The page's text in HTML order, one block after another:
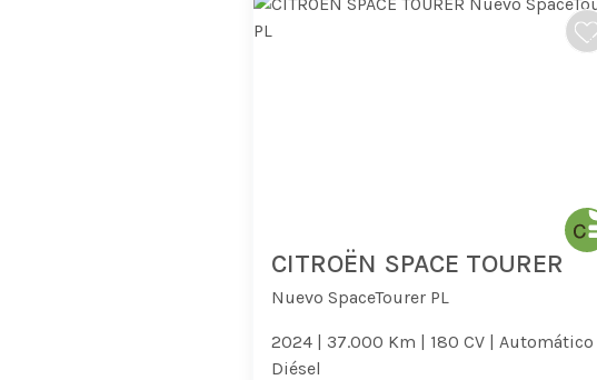
CITROËN SPACE TOURER
Nuevo SpaceTourer PL
2024 | 37.000 Km | 180 CV | Automático
Diésel